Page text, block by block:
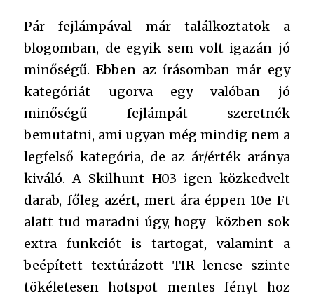
Pár fejlámpával már találkoztatok a
blogomban, de egyik sem volt igazán jó
minőségű. Ebben az írásomban már egy
kategóriát ugorva egy valóban jó
minőségű fejlámpát szeretnék
bemutatni, ami ugyan még mindig nem a
legfelső kategória, de az ár/érték aránya
kiváló. A Skilhunt H03 igen közkedvelt
darab, főleg azért, mert ára éppen 10e Ft
alatt tud maradni úgy, hogy közben sok
extra funkciót is tartogat, valamint a
beépített textúrázott TIR lencse szinte
tökéletesen hotspot mentes fényt hoz